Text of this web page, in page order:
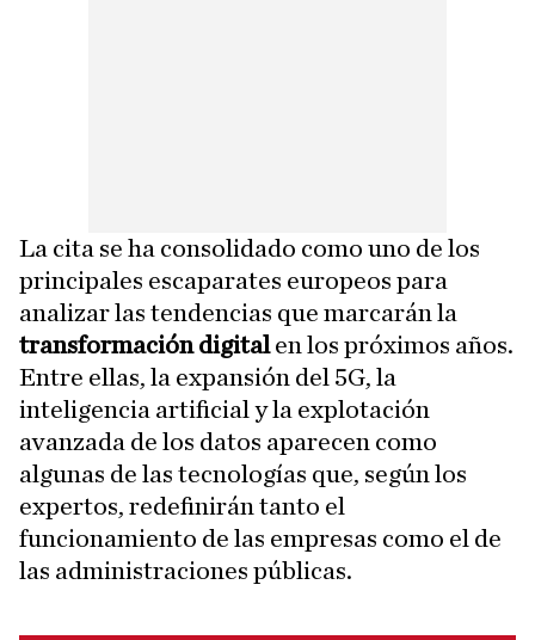
La cita se ha consolidado como uno de los
principales escaparates europeos para
analizar las tendencias que marcarán la
transformación digitalen los próximos años.
Entre ellas, la expansión del 5G, la
inteligencia artificial y la explotación
avanzada de los datos aparecen como
algunas de las tecnologías que, según los
expertos, redefinirán tanto el
funcionamiento de las empresas como el de
las administraciones públicas.